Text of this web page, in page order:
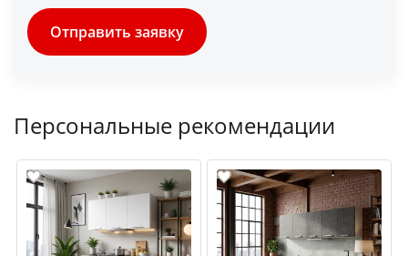
Отправить заявку
Персональные рекомендации